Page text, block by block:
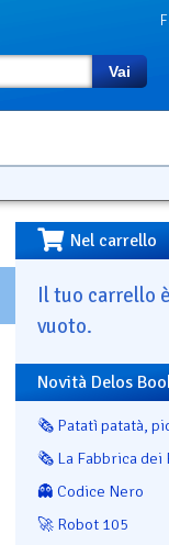
Vai
Nel carrello
Il tuo carrello
vuoto.
Novità Delos
🗞️ Patatì patatà,
🗞️ La Fabbrica dei
👻 Codice Nero
🚀 Robot 105